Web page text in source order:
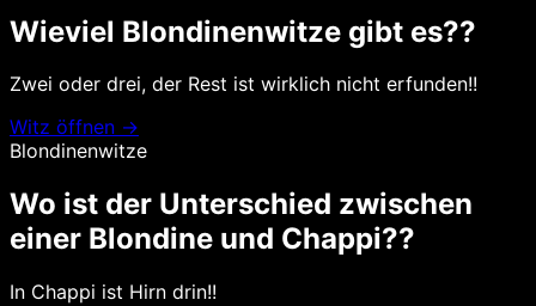
Wieviel Blondinenwitze gibt es??
Zwei oder drei, der Rest ist wirklich nicht erfunden!!
Witz öffnen →
Blondinenwitze
Wo ist der Unterschied zwischen
einer Blondine und Chappi??
In Chappi ist Hirn drin!!